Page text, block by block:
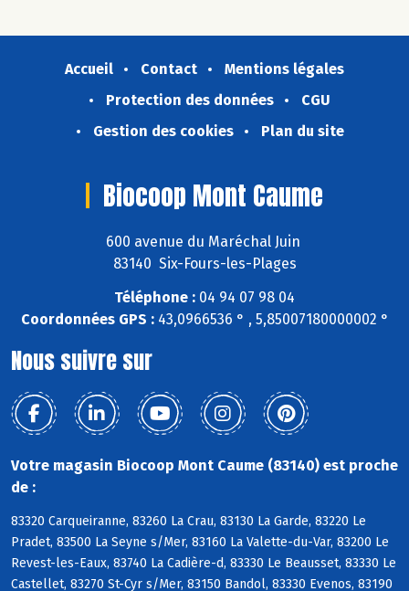
Accueil Contact
Mentions légales
Protection des données
CGU
Gestion des cookies
Plan du site
Biocoop Mont Caume
600 avenue du Maréchal Juin
83140 Six-Fours-les-Plages
Téléphone : 04 94 07 98 04
Coordonnées GPS :43,0966536 ° , 5,85007180000002 °
Nous suivre sur
Votre magasin Biocoop Mont Caume (83140) est proche
de :
83320 Carqueiranne, 83260 La Crau, 83130 La Garde, 83220 Le
Pradet, 83500 La Seyne s/Mer, 83160 La Valette-du-Var, 83200 Le
Revest-les-Eaux, 83740 La Cadière-d, 83330 Le Beausset, 83330 Le
Castellet, 83270 St-Cyr s/Mer, 83150 Bandol, 83330 Evenos, 83190